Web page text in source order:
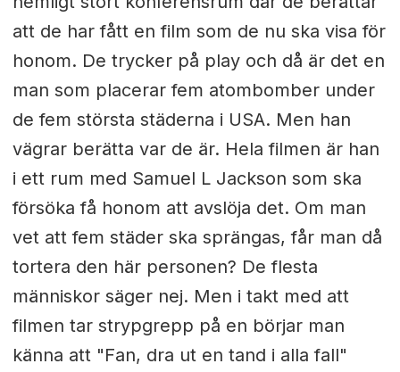
att de har fått en film som de nu ska visa för
honom. De trycker på play och då är det en
man som placerar fem atombomber under
de fem största städerna i USA. Men han
vägrar berätta var de är. Hela filmen är han
i ett rum med Samuel L Jackson som ska
försöka få honom att avslöja det. Om man
vet att fem städer ska sprängas, får man då
tortera den här personen? De flesta
människor säger nej. Men i takt med att
filmen tar strypgrepp på en börjar man
känna att "Fan, dra ut en tand i alla fall"